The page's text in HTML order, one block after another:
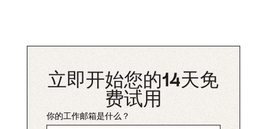
立即开始您的14天免
费试用
你的工作邮箱是什么？